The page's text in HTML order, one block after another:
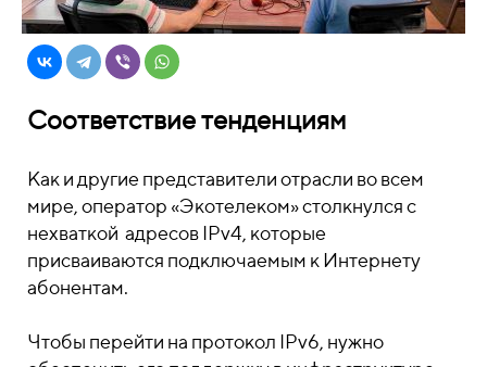
Соответствие тенденциям
Как и другие представители отрасли во всем
мире, оператор «Экотелеком» столкнулся с
нехваткой адресов IPv4, которые
присваиваются подключаемым к Интернету
абонентам.
Чтобы перейти на протокол IPv6, нужно